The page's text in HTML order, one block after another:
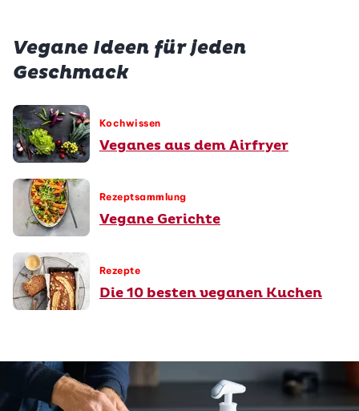
Vegane Ideen für jeden
Geschmack
Kochwissen
Veganes aus dem Airfryer
Rezeptsammlung
Vegane Gerichte
Rezepte
Die 10 besten veganen Kuchen